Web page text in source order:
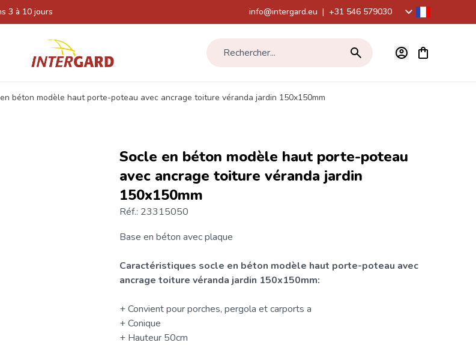
3 à 10 jours info@intergard.eu | +31 546 579030
Rechercher... Voir le
béton modèle haut porte-poteau avec ancrage toiture véranda jardin 150x150mm
Socle en béton modèle haut porte-poteau
avec ancrage toiture véranda jardin
150x150mm
Réf.: 23315050
Base en béton avec plaque
Caractéristiques socle en béton modèle haut porte-poteau avec
ancrage toiture véranda jardin 150x150mm:
+ Convient pour porches, pergola et carports a
+ Conique
+ Hauteur 50cm